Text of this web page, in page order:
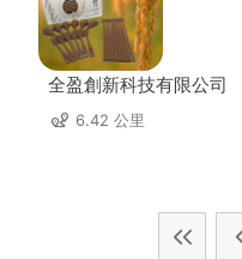
全盈創新科技有限公司
6.42 公里